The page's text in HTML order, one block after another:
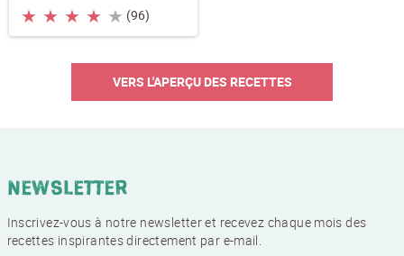
★ ★ ★ ★ ★ (96)
VERS L'APERÇU DES RECETTES
Newsletter
Inscrivez-vous à notre newsletter et recevez chaque mois des
recettes inspirantes directement par e-mail.